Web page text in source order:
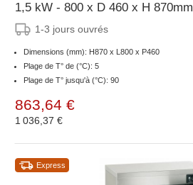
1,5 kW - 800 x D 460 x H 870mm
1-3 jours ouvrés
Dimensions (mm): H870 x L800 x P460
Plage de T° de (°C): 5
Plage de T° jusqu'à (°C): 90
863,64 €
1 036,37 €
Express